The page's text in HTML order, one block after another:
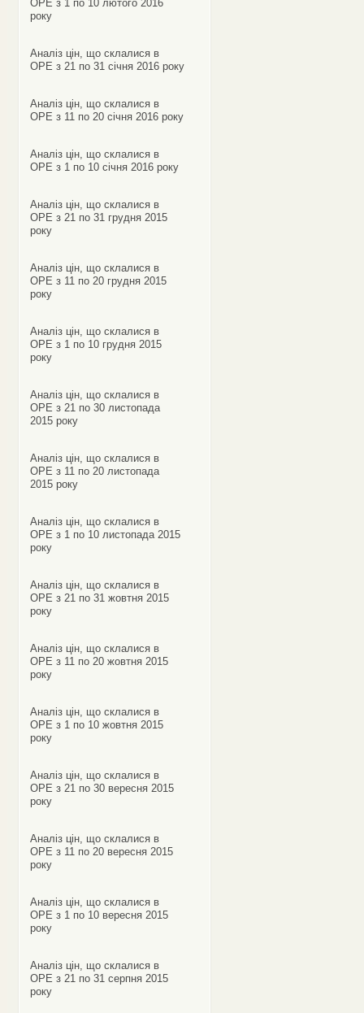
ОРЕ з 1 по 10 лютого 2016
року
Аналіз цін, що склалися в
ОРЕ з 21 по 31 січня 2016 року
Аналіз цін, що склалися в
ОРЕ з 11 по 20 січня 2016 року
Аналіз цін, що склалися в
ОРЕ з 1 по 10 січня 2016 року
Аналіз цін, що склалися в
ОРЕ з 21 по 31 грудня 2015
року
Аналіз цін, що склалися в
ОРЕ з 11 по 20 грудня 2015
року
Аналіз цін, що склалися в
ОРЕ з 1 по 10 грудня 2015
року
Аналіз цін, що склалися в
ОРЕ з 21 по 30 листопада
2015 року
Аналіз цін, що склалися в
ОРЕ з 11 по 20 листопада
2015 року
Аналіз цін, що склалися в
ОРЕ з 1 по 10 листопада 2015
року
Аналіз цін, що склалися в
ОРЕ з 21 по 31 жовтня 2015
року
Аналіз цін, що склалися в
ОРЕ з 11 по 20 жовтня 2015
року
Аналіз цін, що склалися в
ОРЕ з 1 по 10 жовтня 2015
року
Аналіз цін, що склалися в
ОРЕ з 21 по 30 вересня 2015
року
Аналіз цін, що склалися в
ОРЕ з 11 по 20 вересня 2015
року
Аналіз цін, що склалися в
ОРЕ з 1 по 10 вересня 2015
року
Аналіз цін, що склалися в
ОРЕ з 21 по 31 серпня 2015
року